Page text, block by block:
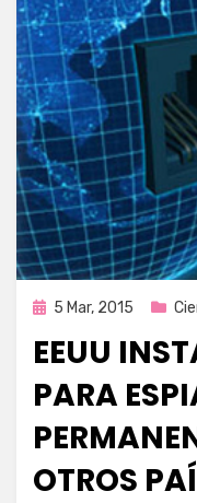
Publicada
5 Mar, 2015
EEUU
PARA
OTROS